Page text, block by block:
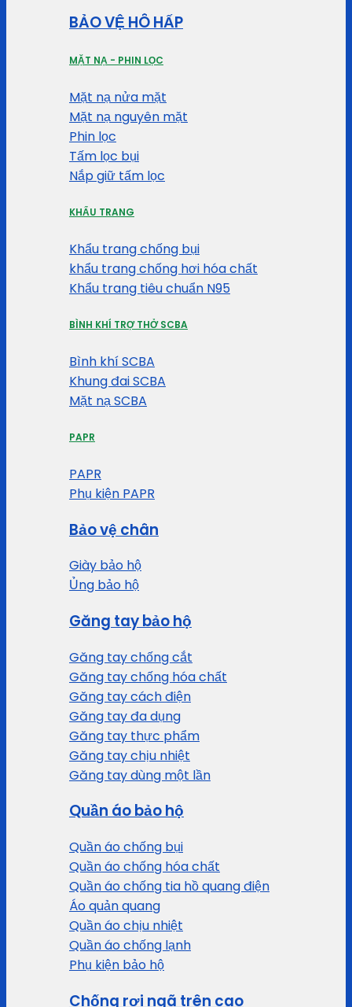
BẢO VỆ HÔ HẤP
MẶT NẠ - PHIN LỌC
Mặt nạ nửa mặt
Mặt nạ nguyên mặt
Phin lọc
Tấm lọc bụi
Nắp giữ tấm lọc
KHẨU TRANG
Khẩu trang chống bụi
khẩu trang chống hơi hóa chất
Khẩu trang tiêu chuẩn N95
BÌNH KHÍ TRỢ THỞ SCBA
Bình khí SCBA
Khung đai SCBA
Mặt nạ SCBA
PAPR
PAPR
Phụ kiện PAPR
Bảo vệ chân
Giày bảo hộ
Ủng bảo hộ
Găng tay bảo hộ
Găng tay chống cắt
Găng tay chống hóa chất
Găng tay cách điện
Găng tay đa dụng
Găng tay thực phẩm
Găng tay chịu nhiệt
Găng tay dùng một lần
Quần áo bảo hộ
Quần áo chống bụi
Quần áo chống hóa chất
Quần áo chống tia hồ quang điện
Áo quản quang
Quần áo chịu nhiệt
Quần áo chống lạnh
Phụ kiện bảo hộ
Chống rơi ngã trên cao